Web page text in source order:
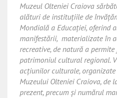
Muzeul Olteniei Craiova
alături de instituţiile de
Mondială a Educației, oferind
manifestării, materializate în
recreative, de natură a
patrimoniul cultural regional.
acţiunilor culturale,
Muzeului Olteniei Craiova, de
prezent, precum şi numărul